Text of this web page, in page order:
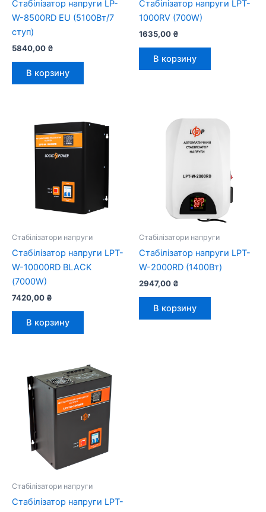
Стабілізатор напруги LP-
W-8500RD EU (5100Вт/7
ступ)
5840,00 ₴
В корзину
Стабілізатор напруги LPT-
1000RV (700W)
1635,00 ₴
В корзину
Стабілізатори напруги
Стабілізатор напруги LPT-
W-10000RD BLACK
(7000W)
7420,00 ₴
В корзину
Стабілізатори напруги
Стабілізатор напруги LPT-
W-2000RD (1400Вт)
2947,00 ₴
В корзину
Стабілізатори напруги
Стабілізатор напруги LPT-